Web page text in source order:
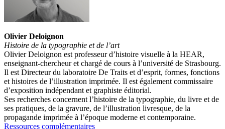
Olivier Deloignon
Histoire de la typographie et de l’art
Olivier Deloignon est professeur d’histoire visuelle à la HEAR,
enseignant-chercheur et chargé de cours à l’université de Strasbourg.
Il est Directeur du laboratoire De Traits et d’esprit, formes, fonctions
et histoires de l’illustration imprimée. Il est également commissaire
d’exposition indépendant et graphiste éditorial.
Ses recherches concernent l’histoire de la typographie, du livre et de
ses pratiques, de la gravure, de l’illustration livresque, de la
propagande imprimée à l’époque moderne et contemporaine.
Ressources complémentaires